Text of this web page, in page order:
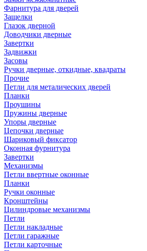
Фарнитура для дверей
Защелки
Глазок дверной
Доводчики дверные
Завертки
Задвижки
Засовы
Ручки дверные, откидные, квадраты
Прочие
Петли для металических дверей
Планки
Проушины
Пружины дверные
Упоры дверные
Цепочки дверные
Шариковый фиксатор
Оконная фурнитура
Завертки
Механизмы
Петли ввертные оконные
Планки
Ручки оконные
Кронштейны
Цилиндровые механизмы
Петли
Петли накладные
Петли гаражные
Петли карточные